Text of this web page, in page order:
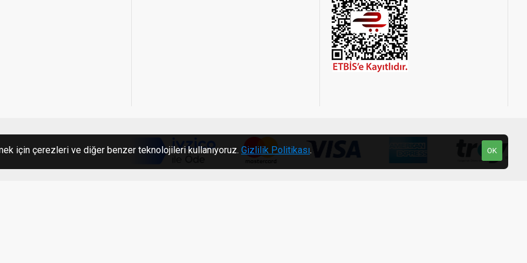
OK
için çerezleri ve diğer benzer teknolojileri kullanıyoruz. Gizlilik Politikası.